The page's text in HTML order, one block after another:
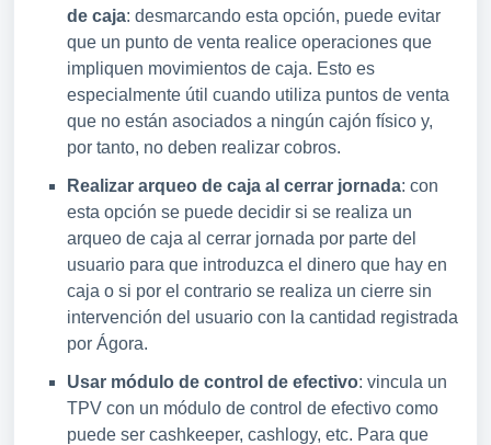
de caja: desmarcando esta opción, puede evitar
que un punto de venta realice operaciones que
impliquen movimientos de caja. Esto es
especialmente útil cuando utiliza puntos de venta
que no están asociados a ningún cajón físico y,
por tanto, no deben realizar cobros.
Realizar arqueo de caja al cerrar jornada: con
esta opción se puede decidir si se realiza un
arqueo de caja al cerrar jornada por parte del
usuario para que introduzca el dinero que hay en
caja o si por el contrario se realiza un cierre sin
intervención del usuario con la cantidad registrada
por Ágora.
Usar módulo de control de efectivo: vincula un
TPV con un módulo de control de efectivo como
puede ser cashkeeper, cashlogy, etc. Para que